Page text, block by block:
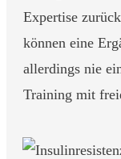
Expertise
können eine
allerdings nie
Training mit